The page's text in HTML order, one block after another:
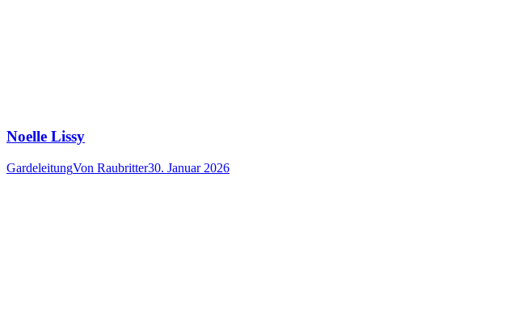
Noelle Lissy
GardeleitungVon Raubritter30. Januar 2026